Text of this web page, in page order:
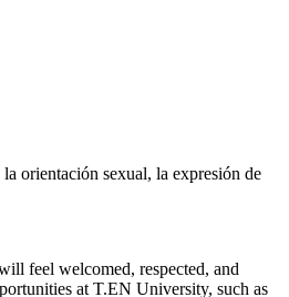
orientación sexual, la expresión de
feel welcomed, respected, and
at T.EN University, such as